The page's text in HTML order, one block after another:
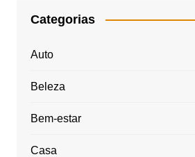
Categorias
Auto
Beleza
Bem-estar
Casa